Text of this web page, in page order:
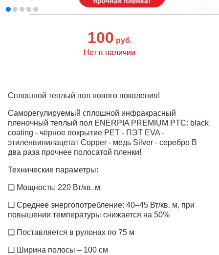
100 руб.
Нет в наличии
Сплошной теплый пол нового поколения!
Саморегулируемый сплошной инфракрасный
пленочный теплый пол ENERPIA PREMIUM PTC: black
coating - чёрное покрытие PET - ПЭТ EVA -
этиленвинилацетат Copper - медь Silver - серебро В
два раза прочнее полосатой пленки!
Технические параметры:
❑ Мощность: 220 Вт/кв. м
❑ Среднее энергопотребление: 40–45 Вт/кв. м, при
повышении температуры снижается на 50%
❑ Поставляется в рулонах по 75 м
❑ Ширина полосы – 100 см